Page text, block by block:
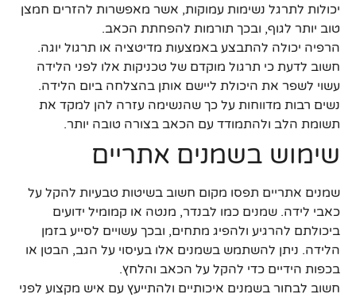
יכולות לתרגל נשימות עמוקות, אשר מאפשרות להזרים חמצן
טוב יותר לגוף, ובכך תורמות להפחתת הכאב.
הרפיה יכולה להתבצע באמצעות מדיטציה או תרגול יוגה.
חשוב לדעת כי תרגול מוקדם של טכניקות אלו לפני הלידה
עשוי לשפר את היכולת ליישם אותן בהצלחה ביום הלידה.
נשים רבות מדווחות על כך שהנשימה עזרה להן למקד את
תשומת הלב ולהתמודד עם הכאב בצורה טובה יותר.
שימוש בשמנים אתריים
שמנים אתריים תפסו מקום חשוב בשיטות טבעיות להקל על
כאבי לידה. שמנים כמו לבנדר, מנטה או קמומיל ידועים
ביכולתם להרגיע ולהפיג מתחים, ובכך עשויים לסייע בזמן
הלידה. ניתן להשתמש בשמנים אלו בעיסוי על הגב, הבטן או
בכפות הידיים כדי להקל על הכאב והלחץ.
חשוב לבחור בשמנים איכותיים ולהתייעץ עם איש מקצוע לפני